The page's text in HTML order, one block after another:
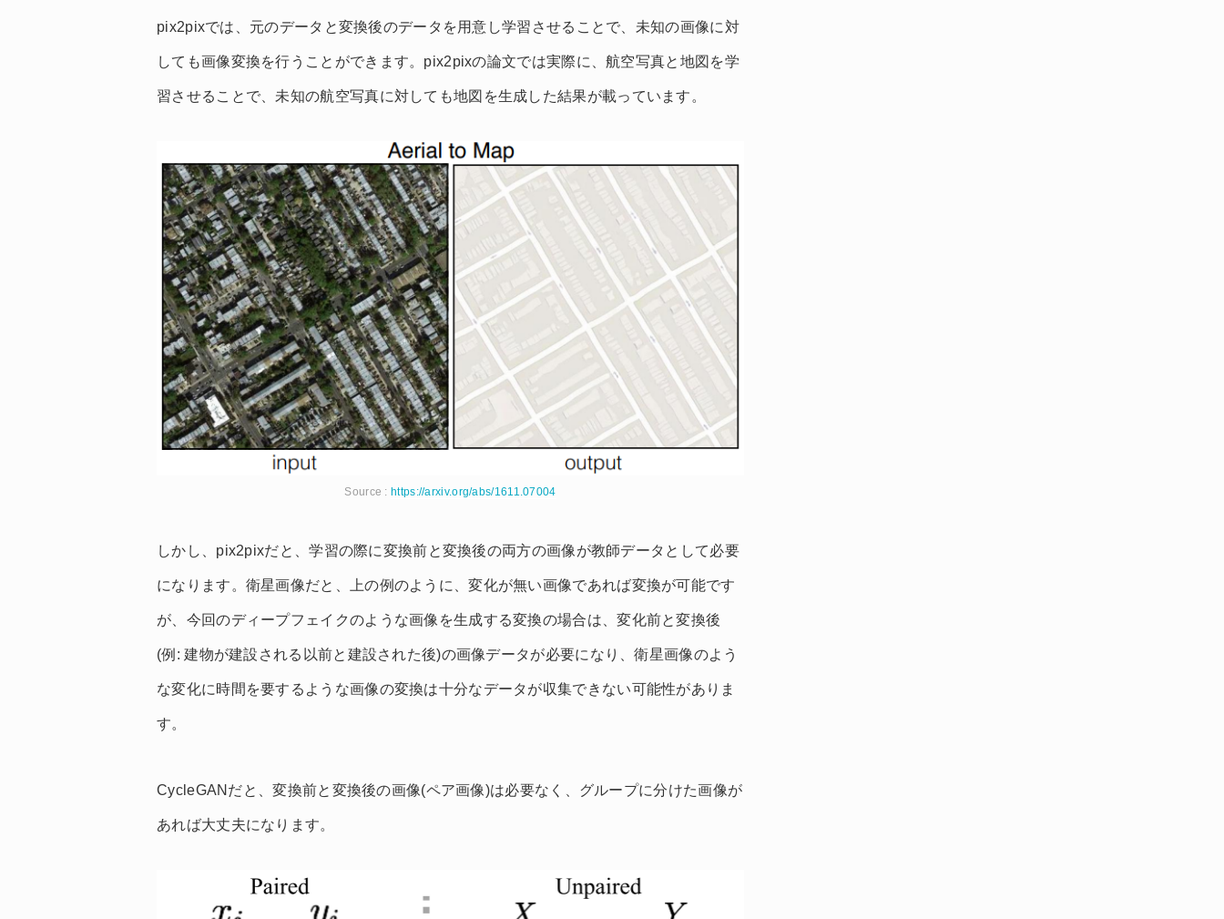
pix2pixでは、元のデータと変換後のデータを用意し学習させることで、未知の画像に対
しても画像変換を行うことができます。pix2pixの論文では実際に、航空写真と地図を学
習させることで、未知の航空写真に対しても地図を生成した結果が載っています。
Source : https://arxiv.org/abs/1611.07004
しかし、pix2pixだと、学習の際に変換前と変換後の両方の画像が教師データとして必要
になります。衛星画像だと、上の例のように、変化が無い画像であれば変換が可能です
が、今回のディープフェイクのような画像を生成する変換の場合は、変化前と変換後
(例: 建物が建設される以前と建設された後)の画像データが必要になり、衛星画像のよう
な変化に時間を要するような画像の変換は十分なデータが収集できない可能性がありま
す。
CycleGANだと、変換前と変換後の画像(ペア画像)は必要なく、グループに分けた画像が
あれば大丈夫になります。